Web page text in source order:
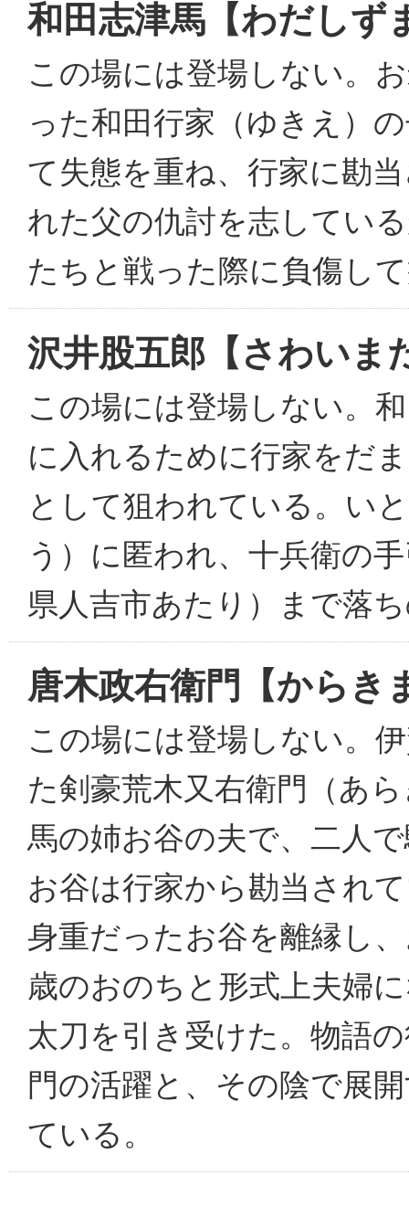
和田志津馬【わだしず
この場には登場しない。
った和田行家（ゆきえ）
て失態を重ね、行家に勘
れた父の仇討を志してい
たちと戦った際に負傷し
沢井股五郎【さわいま
この場には登場しない。
に入れるために行家をだ
として狙われている。い
う）に匿われ、十兵衛の
県人吉市あたり）まで落
唐木政右衛門【からき
この場には登場しない。
た剣豪荒木又右衛門（あ
馬の姉お谷の夫で、二人
お谷は行家から勘当され
身重だったお谷を離縁し
歳のおのちと形式上夫婦
太刀を引き受けた。物語
門の活躍と、その陰で展
ている。